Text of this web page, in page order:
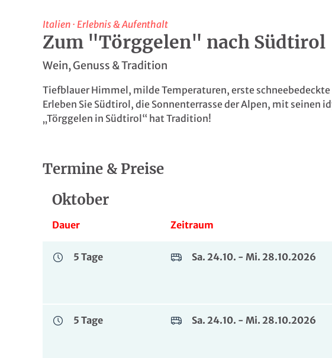
Italien · Erlebnis & Aufenthalt
Zum "Törggelen" nach Südtirol
Wein, Genuss & Tradition
Tiefblauer Himmel, milde Temperaturen, erste
Erleben Sie Südtirol, die Sonnenterrasse der Alpen, mit seinen
„Törggelen in Südtirol“ hat Tradition!
Termine & Preise
Oktober
Dauer Zeitraum
5 Tage Sa. 24.10. - Mi. 28.10.2026
5 Tage Sa. 24.10. - Mi. 28.10.2026